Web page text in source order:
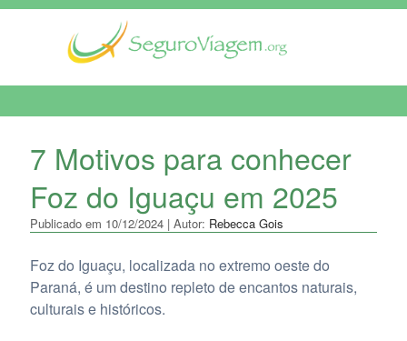
7 Motivos para conhecer
Foz do Iguaçu em 2025
Publicado em 10/12/2024 | Autor: Rebecca Gois
Foz do Iguaçu, localizada no extremo oeste do
Paraná, é um destino repleto de encantos naturais,
culturais e históricos.